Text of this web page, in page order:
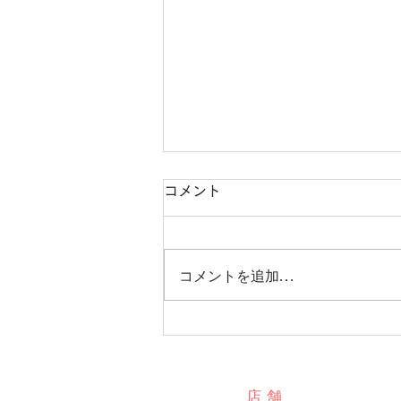
💎６月誕生石💎
コメント
コメントを追加…
店舗